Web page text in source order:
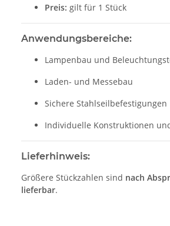
Preis: gilt für 1 Stück
Anwendungsbereiche:
Lampenbau und
Laden- und Messebau
Sichere Stahlseilbefestigungen
Individuelle Konstruktionen
Lieferhinweis:
Größere Stückzahlen sind nach
lieferbar.